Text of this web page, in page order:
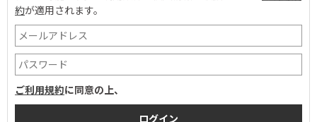
約が適用されます。
ご利用規約に同意の上、